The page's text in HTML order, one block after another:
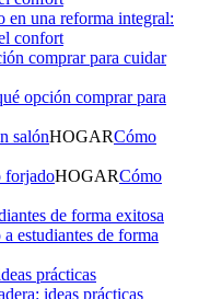
en una reforma integral:
confort
opción comprar para
HOGARCómo
HOGARCómo
estudiantes de forma
ideas prácticas